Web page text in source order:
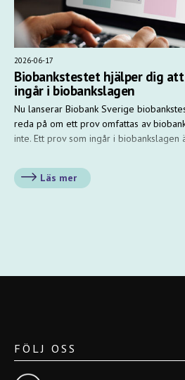
2026-06-17
Biobankstestet hjälper dig
ingår i biobankslagen
Nu lanserar Biobank Sverige
reda på om ett prov omfattas av
inte. Ett prov som ingår i
Läs mer
FÖLJ OSS